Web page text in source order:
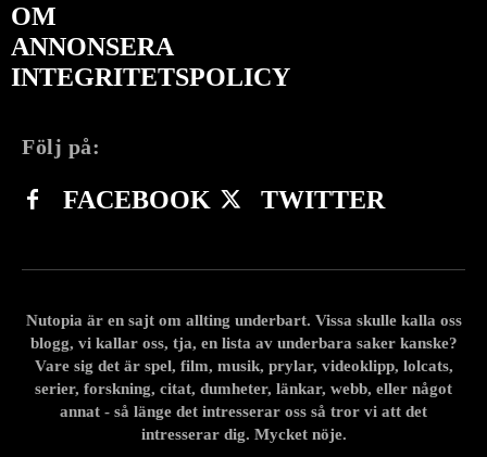
OM
ANNONSERA
INTEGRITETSPOLICY
Följ på:
FACEBOOK TWITTER
Nutopia är en sajt om allting underbart. Vissa skulle kalla oss
blogg, vi kallar oss, tja, en lista av underbara saker kanske?
Vare sig det är spel, film, musik, prylar, videoklipp, lolcats,
serier, forskning, citat, dumheter, länkar, webb, eller något
annat - så länge det intresserar oss så tror vi att det
intresserar dig. Mycket nöje.